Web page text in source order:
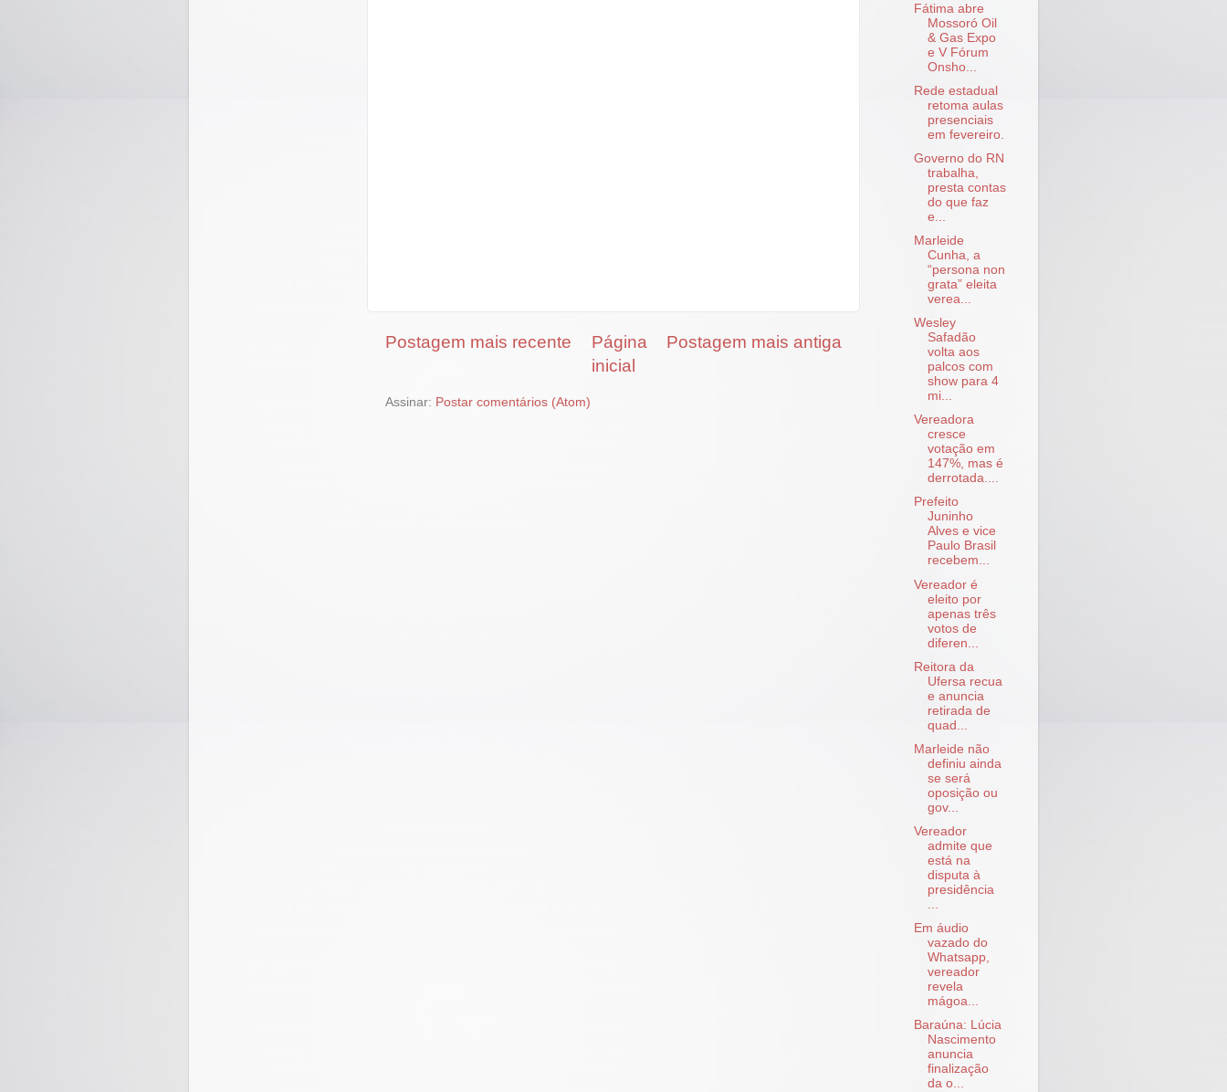
Postagem mais recente Postagem mais antiga
Página
inicial
Assinar: Postar comentários (Atom)
Fátima abre
Mossoró Oil
& Gas Expo
e V Fórum
Onsho...
Rede estadual
retoma aulas
presenciais
em fevereiro.
Governo do RN
trabalha,
presta contas
do que faz
e...
Marleide
Cunha, a
“persona non
grata” eleita
verea...
Wesley
Safadão
volta aos
palcos com
show para 4
mi...
Vereadora
cresce
votação em
147%, mas é
derrotada....
Prefeito
Juninho
Alves e vice
Paulo Brasil
recebem...
Vereador é
eleito por
apenas três
votos de
diferen...
Reitora da
Ufersa recua
e anuncia
retirada de
quad...
Marleide não
definiu ainda
se será
oposição ou
gov...
Vereador
admite que
está na
disputa à
presidência
Em áudio
vazado do
Whatsapp,
vereador
revela
mágoa...
Baraúna: Lúcia
Nascimento
anuncia
finalização
da o...